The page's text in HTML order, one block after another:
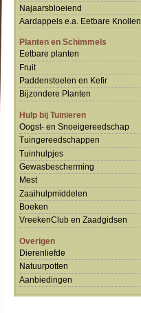
Najaarsbloeiend
Aardappels e.a. Eetbare Knollen
Planten en Schimmels
Eetbare planten
Fruit
Paddenstoelen en Kefir
Bijzondere Planten
Hulp bij Tuinieren
Oogst- en Snoeigereedschap
Tuingereedschappen
Tuinhulpjes
Gewasbescherming
Mest
Zaaihulpmiddelen
Boeken
VreekenClub en Zaadgidsen
Overigen
Dierenliefde
Natuurpotten
Aanbiedingen